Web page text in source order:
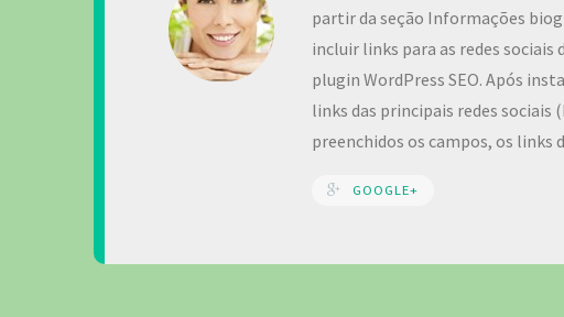
partir da seção Informações
incluir links para as redes sociais
plugin WordPress SEO. Após
links das principais redes sociais
preenchidos os campos, os links
GOOGLE+